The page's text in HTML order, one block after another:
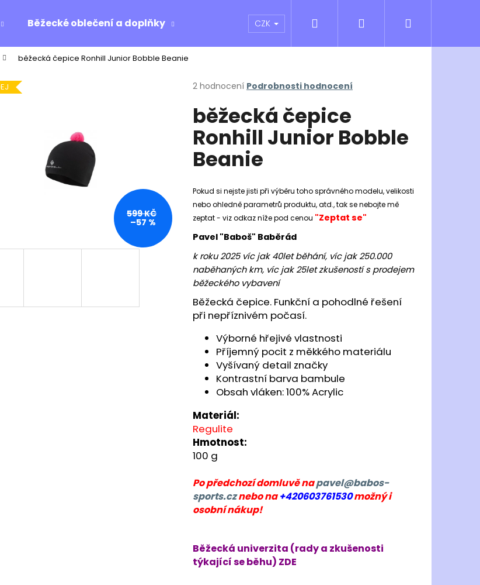
Běžecké oblečení a doplňky Ostatní sporty Outlet Obchodní podmínky
CZK Přihlášení
běžecká čepice Ronhill Junior Bobble Beanie
Průměrné
produktu
je
5,0
5
hvězdiček.
2 hodnocení Podrobnosti hodnocení
běžecká čepice
Ronhill Junior Bobble
Beanie
Pokud si nejste jisti při výběru toho správného modelu, velikosti
nebo ohledně parametrů produktu, atd., tak se nebojte mě
zeptat - viz odkaz níže pod cenou "Zeptat se"
Pavel "Baboš" Baběrád
k roku 2025 víc jak 40let běhání, víc jak 250.000
naběhaných km, víc jak 25let zkušeností s prodejem
běžeckého vybavení
Běžecká čepice. Funkční a pohodlné řešení
při nepříznivém počasí.
Výborné hřejivé vlastnosti
Příjemný pocit z měkkého materiálu
Vyšívaný detail značky
Kontrastní barva bambule
Obsah vláken: 100% Acrylic
Materiál:
Regulite
Hmotnost:
100 g
Po předchozí domluvě napavel@babos-
sports.cznebo na+420603761530možný i
osobní nákup!
Běžecká univerzita (rady a zkušenosti
týkající se běhu) ZDE
599 KČ
–57 %
najít?
Doporučujeme
BĚŽECKÉ TRIKO RONHILL CORE L/S TEE
899 Kč